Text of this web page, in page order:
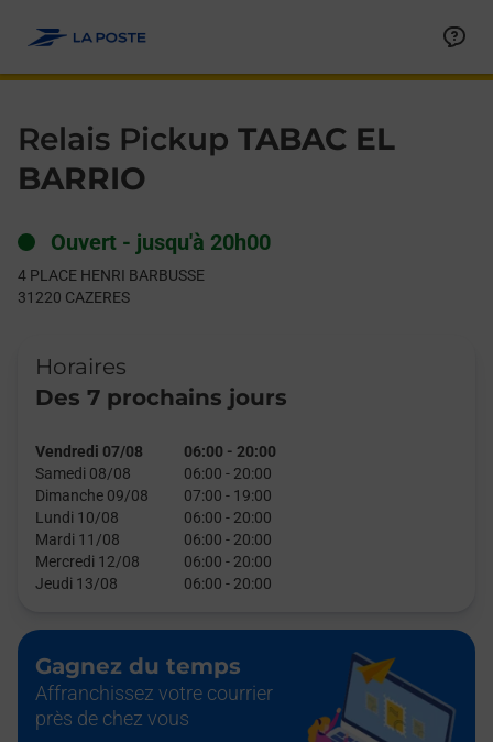
Relais Pickup TABAC EL
BARRIO
Ouvert - jusqu'à 20h00
4 PLACE HENRI BARBUSSE
31220 CAZERES
Horaires
Des 7 prochains jours
Vendredi 07/08 06:00 - 20:00
Samedi 08/08
06:00 - 20:00
Dimanche 09/08
07:00 - 19:00
Lundi 10/08
06:00 - 20:00
Mardi 11/08
06:00 - 20:00
Mercredi 12/08
06:00 - 20:00
Jeudi 13/08
06:00 - 20:00
Gagnez du temps
Affranchissez votre courrier
près de chez vous